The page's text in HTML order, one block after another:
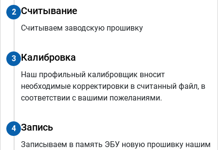
2 Считывание
Считываем заводскую прошивку
3 Калибровка
Наш профильный калибровщик вносит
необходимые корректировки в считанный файл, в
соответствии с вашими пожеланиями.
4 Запись
Записываем в память ЭБУ новую прошивку нашим